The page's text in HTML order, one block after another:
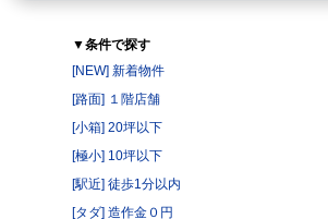
▼条件で探す
[NEW] 新着物件
[路面] １階店舗
[小箱] 20坪以下
[極小] 10坪以下
[駅近] 徒歩1分以内
[タダ] 造作金０円